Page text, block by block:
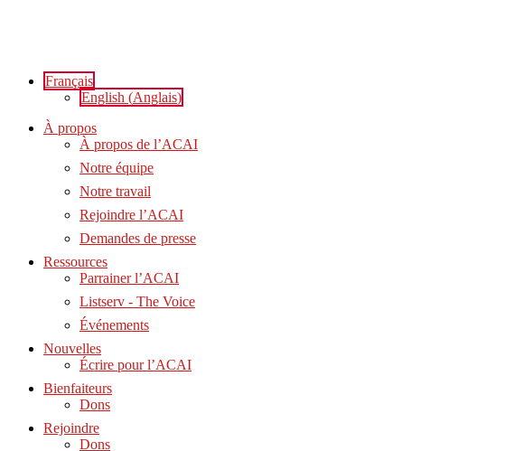
Français
English (Anglais)
À propos
À propos de l’ACAI
Notre équipe
Notre travail
Rejoindre l’ACAI
Demandes de presse
Ressources
Parrainer l’ACAI
Listserv - The Voice
Événements
Nouvelles
Écrire pour l’ACAI
Bienfaiteurs
Dons
Rejoindre
Dons